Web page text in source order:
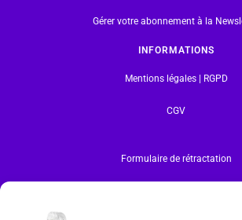
Gérer votre abonnement à la
INFORMATIONS
Mentions légales | RGPD
CGV
Formulaire de rétractation
en restent les propriétaires. Tous droits réservés.